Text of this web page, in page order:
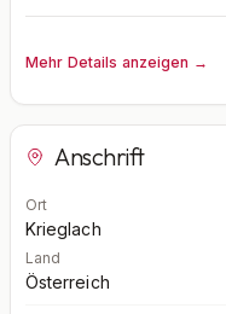
Mehr Details anzeigen →
Anschrift
Ort
Krieglach
Land
Österreich